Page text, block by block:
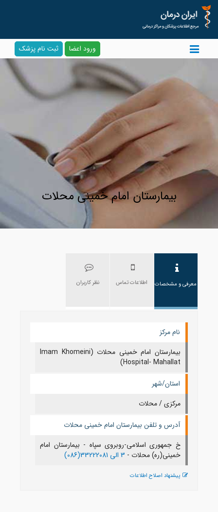
ورود اعضا ثبت نام پزشک
بیمارستان امام خمینی محلات
معرفی و مشخصات اطلاعات تماس نظر کاربران
نام مرکز
بیمارستان امام خمینی محلات (Imam Khomeini
Hospital- Mahallat)
استان/شهر
مرکزی / محلات
آدرس و تلفن بیمارستان امام خمینی محلات
خ جمهوری اسلامی-روبروی سپاه - بیمارستان امام
خمینی(ره) محلات - 3 الی 33222081(086)
پیشنهاد اصلاح اطلاعات